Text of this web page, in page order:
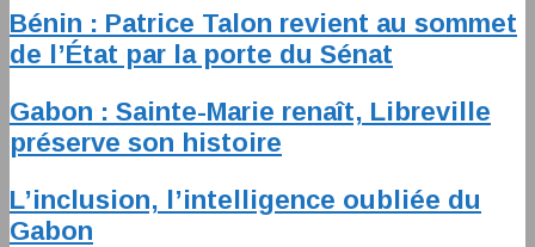
Bénin : Patrice Talon revient au sommet
de l’État par la porte du Sénat
Gabon : Sainte-Marie renaît, Libreville
préserve son histoire
L’inclusion, l’intelligence oubliée du
Gabon